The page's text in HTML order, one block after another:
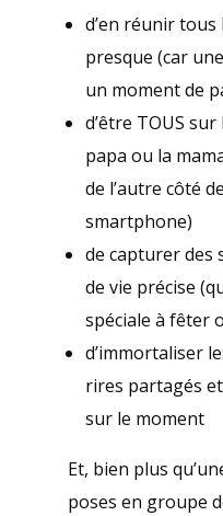
d’en réunir
presque (car
un moment de
d’être TOUS
papa ou la
de l’autre côté
smartphone)
de capturer des
de vie précise
spéciale à fêter
d’immortaliser
rires partagés
sur le moment
Et, bien plus
poses en groupe